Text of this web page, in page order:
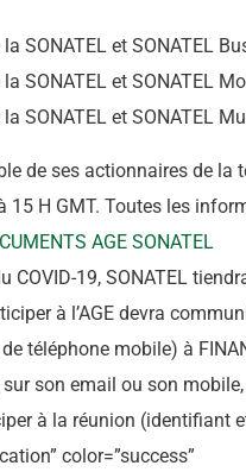
SONATEL et SONATEL
SONATEL et SONATEL
SONATEL et SONATEL
de ses actionnaires de
15 H GMT. Toutes les
AGE SONATEL
COVID-19, SONATEL
à l’AGE devra
téléphone mobile) à
sur son email ou son
à la réunion (identifiant
color=”success”